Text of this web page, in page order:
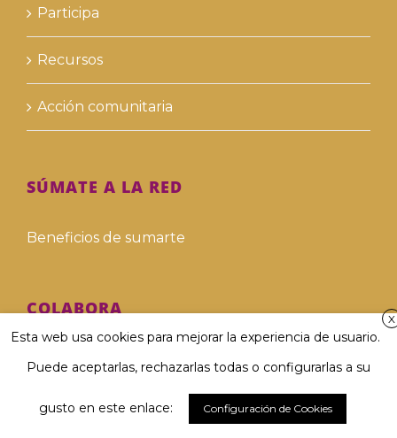
Participa
Recursos
Acción comunitaria
SÚMATE A LA RED
Beneficios de sumarte
COLABORA
Hazte voluntari@
Hazte donante
X
Esta web usa cookies para mejorar la experiencia de usuario.
Puede aceptarlas, rechazarlas todas o configurarlas a su
gusto en este enlace: Configuración de Cookies